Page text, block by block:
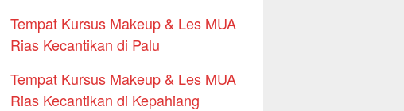
Tempat Kursus Makeup & Les MUA
Rias Kecantikan di Palu
Tempat Kursus Makeup & Les MUA
Rias Kecantikan di Kepahiang